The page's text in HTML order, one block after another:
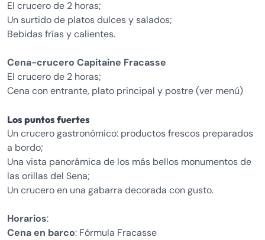
El crucero de 2 horas;
Un surtido de platos dulces y salados;
Bebidas frías y calientes.
Cena-crucero Capitaine Fracasse
El crucero de 2 horas;
Cena con entrante, plato principal y postre (ver menú)
Los puntos fuertes
Un crucero gastronómico: productos frescos preparados
a bordo;
Una vista panorámica de los más bellos monumentos de
las orillas del Sena;
Un crucero en una gabarra decorada con gusto.
Horarios:
Cena en barco: Fórmula Fracasse